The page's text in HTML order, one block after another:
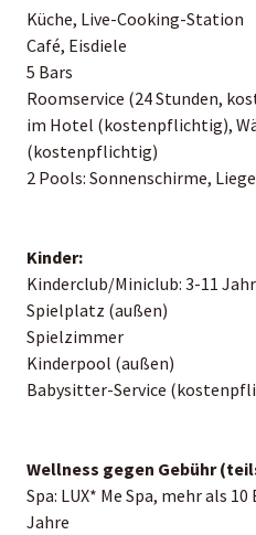
Küche, Live-Cooking-Station
Café, Eisdiele
5 Bars
Roomservice (24 Stunden,
im Hotel (kostenpflichtig),
(kostenpflichtig)
2 Pools: Sonnenschirme,
Kinder:
Kinderclub/Miniclub: 3-11
Spielplatz (außen)
Spielzimmer
Kinderpool (außen)
Babysitter-Service
Wellness gegen Gebühr
Spa: LUX* Me Spa, mehr als
Jahre